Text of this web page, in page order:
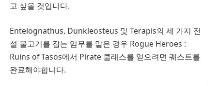
고 싶을 것입니다.
Entelognathus, Dunkleosteus 및 Terapis의 세 가지 전
설 물고기를 잡는 임무를 맡은 경우 Rogue Heroes :
Ruins of Tasos에서 Pirate 클래스를 얻으려면 퀘스트를
완료해야합니다.